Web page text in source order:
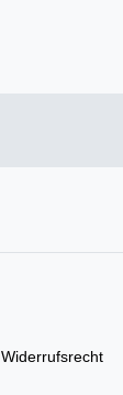
Widerrufs­recht